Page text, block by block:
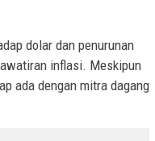
dolar dan penurunan
inflasi. Meskipun
ada dengan mitra dagang